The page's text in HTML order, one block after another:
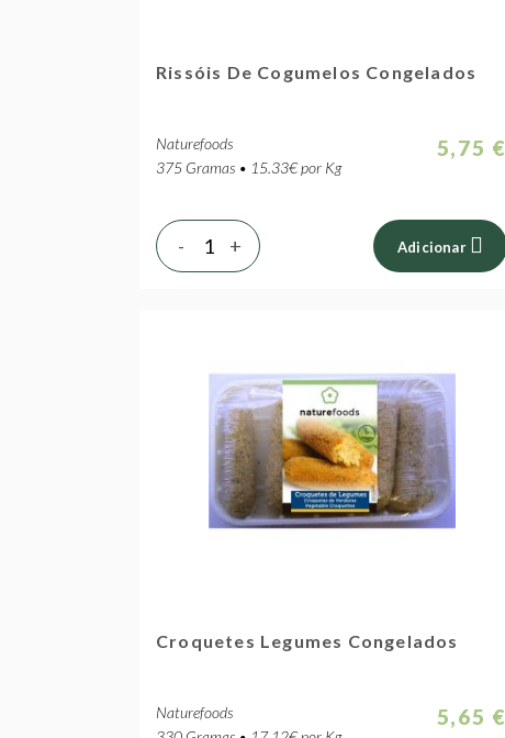
Rissóis De Cogumelos Congelados
Naturefoods
375 Gramas • 15.33€ por Kg
5,75 €
+
- Adicionar
Croquetes Legumes Congelados
Naturefoods
5,65 €